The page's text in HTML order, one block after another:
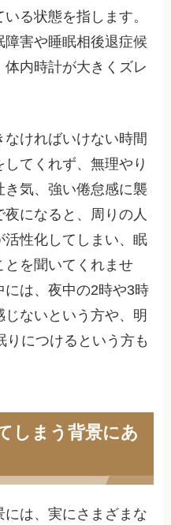
る状態を指します。
害や睡眠相後退症候
内時計が大きくズレ
ければいけない時間
てくれず、無理やり
気、強い倦怠感に襲
になると、周りの人
性化してしまい、眠
とを聞いてくれませ
には、夜中の2時や3時
ないという方や、明
りにつけるという方も
しまう背景にあ
は、実にさまざまな